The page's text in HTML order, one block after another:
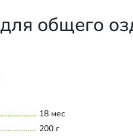
общего
18 мес
200 г